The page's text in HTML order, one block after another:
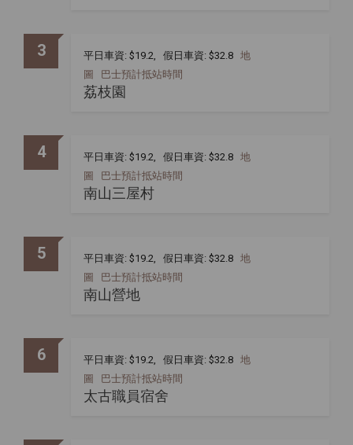
3 平日車資: $19.2, 假日車資: $32.8 地
圖
巴士預計抵站時間
荔枝園
4 平日車資: $19.2, 假日車資: $32.8 地
圖
巴士預計抵站時間
南山三屋村
5 平日車資: $19.2, 假日車資: $32.8 地
圖
巴士預計抵站時間
南山營地
6 平日車資: $19.2, 假日車資: $32.8 地
圖
巴士預計抵站時間
太古職員宿舍